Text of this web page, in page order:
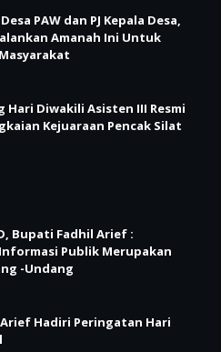
PAW dan PJ Kepala Desa,
Amanah Ini Untuk
Hari Diwakili Asisten III Resmi
Kejuaraan Pencak Silat
Bupati Fadhil Arief :
Publik Merupakan
-Undang
Hadiri Peringatan Hari